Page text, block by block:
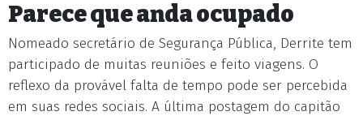
Parece que anda ocupado
Nomeado secretário de Segurança Pública, Derrite tem
participado de muitas reuniões e feito viagens. O
reflexo da provável falta de tempo pode ser percebida
em suas redes sociais. A última postagem do capitão